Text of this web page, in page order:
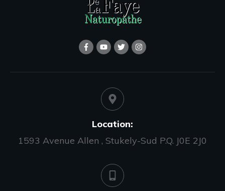
Location:
1593 Avenue Allen , Stukely-Sud P.Q. J0E 2J0